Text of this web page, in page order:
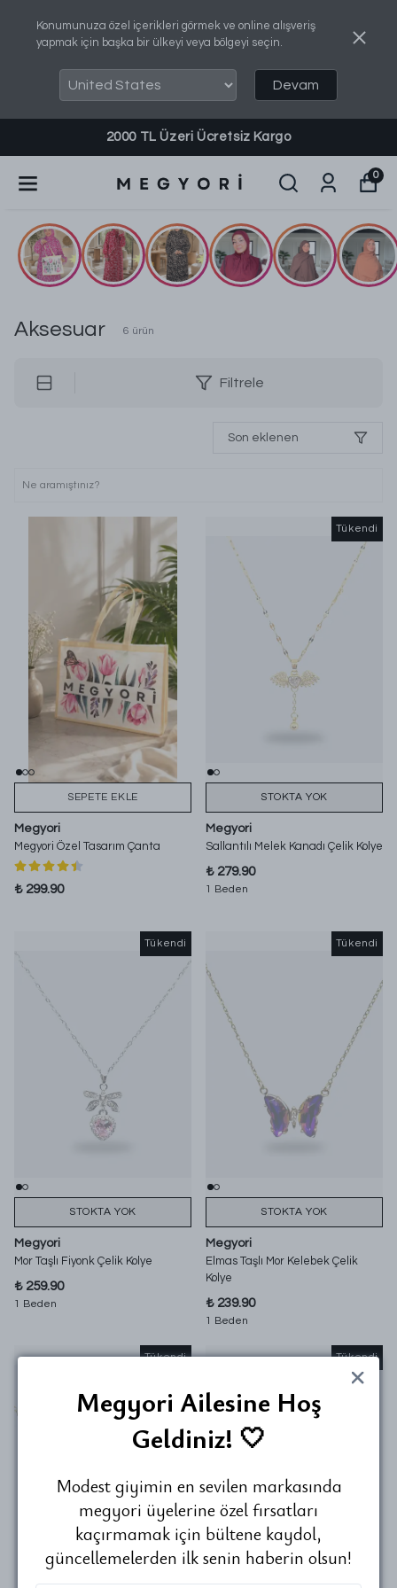
Konumunuza özel içerikleri görmek ve online alışveriş
yapmak için başka bir ülkeyi veya bölgeyi seçin.
Devam
2000 TL Üzeri Ücretsiz Kargo
0
Aksesuar 6 ürün
Filtrele
Son eklenen
SEPETE EKLE
Megyori
Megyori Özel Tasarım Çanta
₺ 299.90
Tükendi
STOKTA YOK
Megyori
Sallantılı Melek Kanadı Çelik Kolye
₺ 279.90
1 Beden
Tükendi Tükendi
STOKTA YOK
Megyori
Mor Taşlı Fiyonk Çelik Kolye
₺ 259.90
1 Beden
Tükendi
STOKTA YOK
Megyori
Elmas Taşlı Mor Kelebek Çelik
Kolye
₺ 239.90
1 Beden
Tükendi Tükendi
Megyori Ailesine Hoş
Geldiniz! 🤍
Modest giyimin en sevilen markasında
megyori üyelerine özel fırsatları
kaçırmamak için bültene kaydol,
güncellemelerden ilk senin haberin olsun!